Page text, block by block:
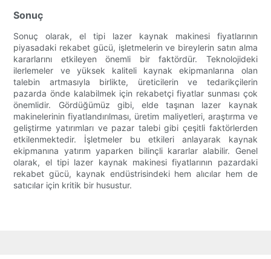
Sonuç
Sonuç olarak, el tipi lazer kaynak makinesi fiyatlarının
piyasadaki rekabet gücü, işletmelerin ve bireylerin satın alma
kararlarını etkileyen önemli bir faktördür. Teknolojideki
ilerlemeler ve yüksek kaliteli kaynak ekipmanlarına olan
talebin artmasıyla birlikte, üreticilerin ve tedarikçilerin
pazarda önde kalabilmek için rekabetçi fiyatlar sunması çok
önemlidir. Gördüğümüz gibi, elde taşınan lazer kaynak
makinelerinin fiyatlandırılması, üretim maliyetleri, araştırma ve
geliştirme yatırımları ve pazar talebi gibi çeşitli faktörlerden
etkilenmektedir. İşletmeler bu etkileri anlayarak kaynak
ekipmanına yatırım yaparken bilinçli kararlar alabilir. Genel
olarak, el tipi lazer kaynak makinesi fiyatlarının pazardaki
rekabet gücü, kaynak endüstrisindeki hem alıcılar hem de
satıcılar için kritik bir husustur.